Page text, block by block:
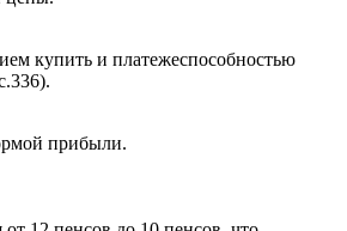
купить и платежеспособностью
прибыли.